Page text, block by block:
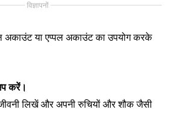
विज्ञापनों
या एप्पल अकाउंट का उपयोग करके
करें।
लिखें और अपनी रुचियों और शौक जैसी